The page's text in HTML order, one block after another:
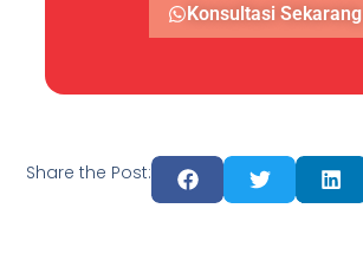
Konsultasi Sekarang
Share the Post: